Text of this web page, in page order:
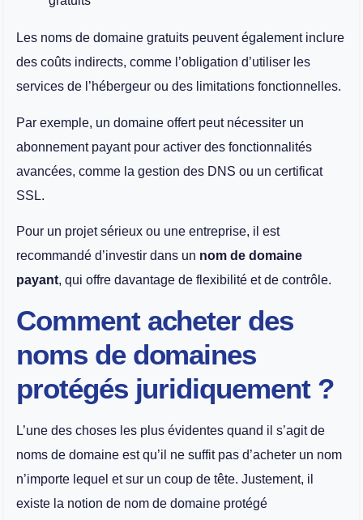
Les noms de domaine gratuits peuvent également inclure
des coûts indirects, comme l’obligation d’utiliser les
services de l’hébergeur ou des limitations fonctionnelles.
Par exemple, un domaine offert peut nécessiter un
abonnement payant pour activer des fonctionnalités
avancées, comme la gestion des DNS ou un certificat
SSL.
Pour un projet sérieux ou une entreprise, il est
recommandé d’investir dans un nom de domaine
payant, qui offre davantage de flexibilité et de contrôle.
Comment acheter des
noms de domaines
protégés juridiquement ?
L’une des choses les plus évidentes quand il s’agit de
noms de domaine est qu’il ne suffit pas d’acheter un nom
n’importe lequel et sur un coup de tête. Justement, il
existe la notion de nom de domaine protégé